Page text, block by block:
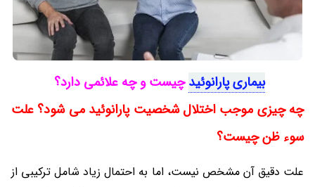
بیماری پارانوئیدچیست و چه علائمی دارد؟
چه چیزی موجب اختلال شخصیت پارانوئید می شود؟ علت
سوء ظن چیست؟
علت دقیق آن مشخص نیست، اما به احتمال زیاد شامل ترکیبی از